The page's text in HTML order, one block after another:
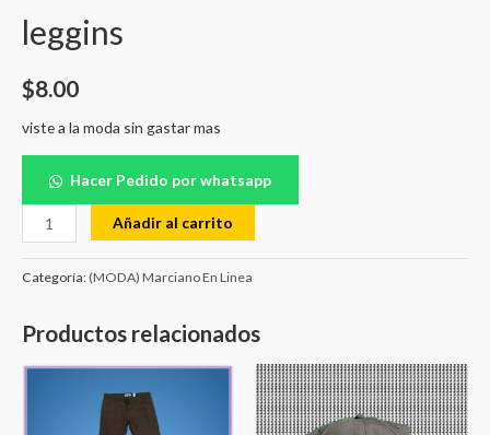
leggins
$8.00
viste a la moda sin gastar mas
Hacer Pedido por whatsapp
Añadir al carrito
Categoría:(MODA) Marciano En Linea
Productos relacionados